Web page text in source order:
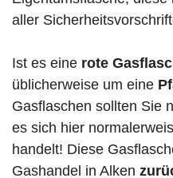
aller
Ist es eine rote
üblicherweise um eine
Gasflaschen sollten Sie
es sich hier
handelt! Diese
Gashandel in Alken